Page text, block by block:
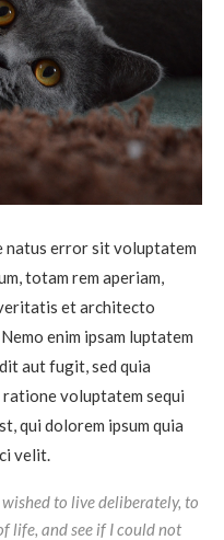
natus error sit voluptatem
totam rem aperiam,
et architecto
enim ipsam luptatem
aut fugit, sed quia
voluptatem sequi
qui dolorem ipsum quia
velit.
to live deliberately, to
life, and see if I could not